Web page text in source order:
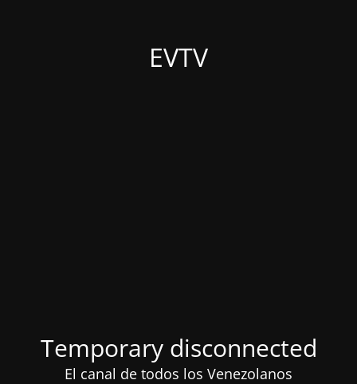
EVTV
Temporary disconnected
El canal de todos los Venezolanos